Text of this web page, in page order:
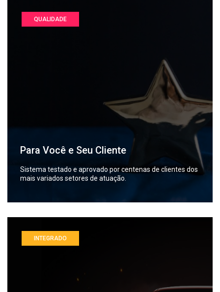
QUALIDADE
Para Você e Seu Cliente
Sistema testado e aprovado por centenas de clientes dos
mais variados setores de atuação.
INTEGRADO